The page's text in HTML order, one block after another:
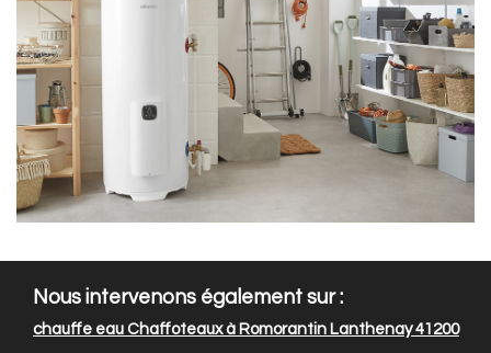
Nous intervenons également sur :
chauffe eau Chaffoteaux à Romorantin Lanthenay 41200